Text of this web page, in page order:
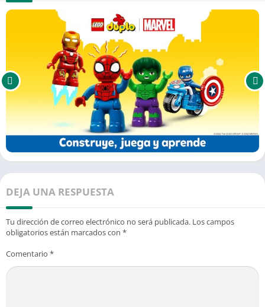
DEJA UNA RESPUESTA
Tu dirección de correo electrónico no será publicada. Los campos
obligatorios están marcados con *
Comentario *